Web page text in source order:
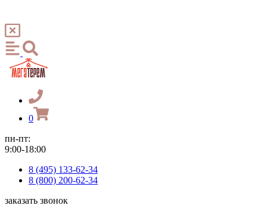
0
пн-пт:
9:00-18:00
8 (495) 133-62-34
8 (800) 200-62-34
заказать звонок